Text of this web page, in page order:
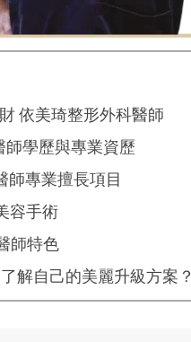
依美琦整形外科醫師
師學歷與專業資歷
師專業擅長項目
容手術
師特色
解自己的美麗升級方案？